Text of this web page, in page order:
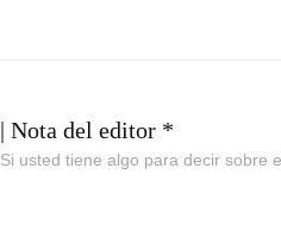
| Nota del editor *
Si usted tiene algo para decir sobre